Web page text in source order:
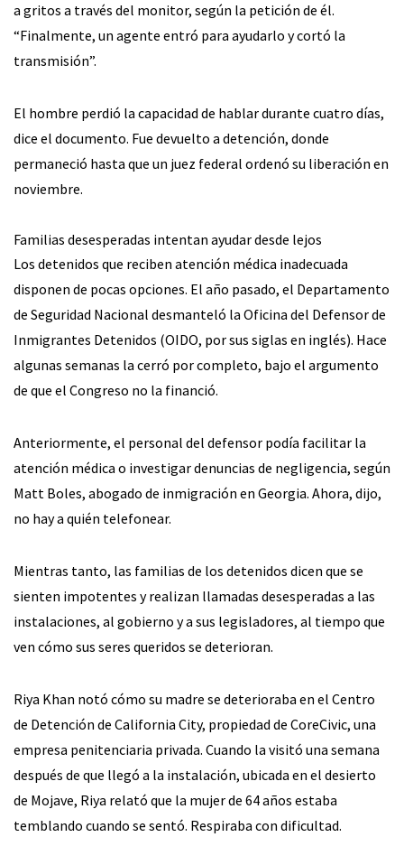
a gritos a través del monitor, según la petición de él.
“Finalmente, un agente entró para ayudarlo y cortó la
transmisión”.
El hombre perdió la capacidad de hablar durante cuatro días,
dice el documento. Fue devuelto a detención, donde
permaneció hasta que un juez federal ordenó su liberación en
noviembre.
Familias desesperadas intentan ayudar desde lejos
Los detenidos que reciben atención médica inadecuada
disponen de pocas opciones. El año pasado, el Departamento
de Seguridad Nacional desmanteló la Oficina del Defensor de
Inmigrantes Detenidos (OIDO, por sus siglas en inglés). Hace
algunas semanas la cerró por completo, bajo el argumento
de que el Congreso no la financió.
Anteriormente, el personal del defensor podía facilitar la
atención médica o investigar denuncias de negligencia, según
Matt Boles, abogado de inmigración en Georgia. Ahora, dijo,
no hay a quién telefonear.
Mientras tanto, las familias de los detenidos dicen que se
sienten impotentes y realizan llamadas desesperadas a las
instalaciones, al gobierno y a sus legisladores, al tiempo que
ven cómo sus seres queridos se deterioran.
Riya Khan notó cómo su madre se deterioraba en el Centro
de Detención de California City, propiedad de CoreCivic, una
empresa penitenciaria privada. Cuando la visitó una semana
después de que llegó a la instalación, ubicada en el desierto
de Mojave, Riya relató que la mujer de 64 años estaba
temblando cuando se sentó. Respiraba con dificultad.